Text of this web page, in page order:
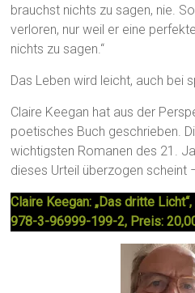
brauchst nichts zu sagen, nie.
verloren, nur weil er eine
nichts zu sagen.“
Das Leben wird leicht, auch bei
Claire Keegan hat aus der
poetisches Buch geschrieben.
wichtigsten Romanen des 21.
dieses Urteil überzogen scheint
Claire Keegan: „Das dritte
978-3-96999-199-2, Preis: